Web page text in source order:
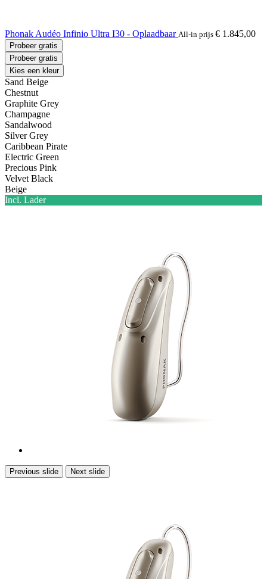
Phonak Audéo Infinio Ultra I30 - Oplaadbaar All-in prijs € 1.845,00
Probeer gratis
Probeer gratis
Kies een kleur
Sand Beige
Chestnut
Graphite Grey
Champagne
Sandalwood
Silver Grey
Caribbean Pirate
Electric Green
Precious Pink
Velvet Black
Beige
Incl. Lader
Previous slide Next slide